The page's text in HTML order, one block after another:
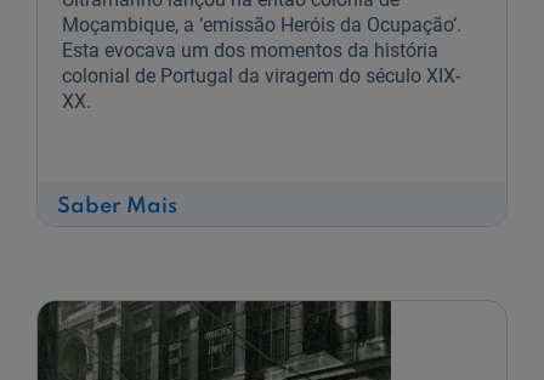
Moçambique, a ‘emissão Heróis da Ocupação’.
Esta evocava um dos momentos da história
colonial de Portugal da viragem do século XIX-
XX.
Saber Mais
Campanhas
emissões
do
BNU